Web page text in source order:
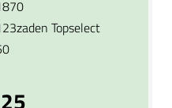
Topselect